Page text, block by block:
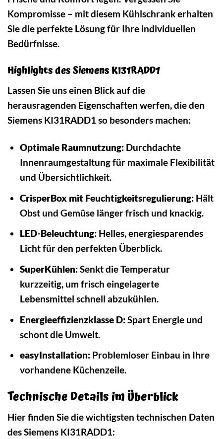
Kompromisse – mit diesem Kühlschrank erhalten
Sie die perfekte Lösung für Ihre individuellen
Bedürfnisse.
Highlights des Siemens KI31RADD1
Lassen Sie uns einen Blick auf die
herausragenden Eigenschaften werfen, die den
Siemens KI31RADD1 so besonders machen:
Optimale Raumnutzung:Durchdachte
Innenraumgestaltung für maximale Flexibilität
und Übersichtlichkeit.
CrisperBox mit Feuchtigkeitsregulierung:Hält
Obst und Gemüse länger frisch und knackig.
LED-Beleuchtung:Helles, energiesparendes
Licht für den perfekten Überblick.
SuperKühlen:Senkt die Temperatur
kurzzeitig, um frisch eingelagerte
Lebensmittel schnell abzukühlen.
Energieeffizienzklasse D:Spart Energie und
schont die Umwelt.
easyInstallation:Problemloser Einbau in Ihre
vorhandene Küchenzeile.
Technische Details im Überblick
Hier finden Sie die wichtigsten technischen Daten
des Siemens KI31RADD1: